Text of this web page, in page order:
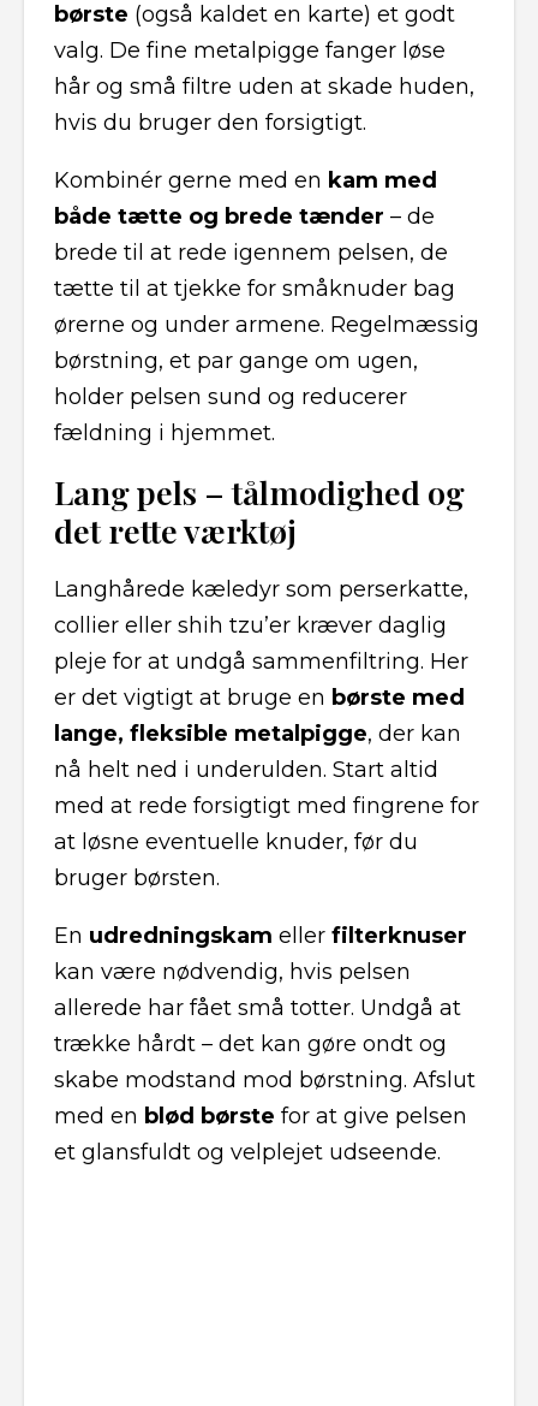
børste (også kaldet en karte) et godt
valg. De fine metalpigge fanger løse
hår og små filtre uden at skade huden,
hvis du bruger den forsigtigt.
Kombinér gerne med en kam med
både tætte og brede tænder – de
brede til at rede igennem pelsen, de
tætte til at tjekke for småknuder bag
ørerne og under armene. Regelmæssig
børstning, et par gange om ugen,
holder pelsen sund og reducerer
fældning i hjemmet.
Lang pels – tålmodighed og
det rette værktøj
Langhårede kæledyr som perserkatte,
collier eller shih tzu’er kræver daglig
pleje for at undgå sammenfiltring. Her
er det vigtigt at bruge en børste med
lange, fleksible metalpigge, der kan
nå helt ned i underulden. Start altid
med at rede forsigtigt med fingrene for
at løsne eventuelle knuder, før du
bruger børsten.
En udredningskam eller filterknuser
kan være nødvendig, hvis pelsen
allerede har fået små totter. Undgå at
trække hårdt – det kan gøre ondt og
skabe modstand mod børstning. Afslut
med en blød børste for at give pelsen
et glansfuldt og velplejet udseende.